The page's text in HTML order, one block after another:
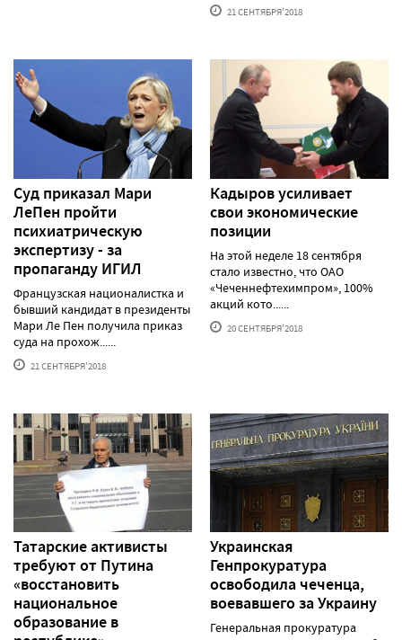
21 СЕНТЯБРЯ'2018
Суд приказал Мари
ЛеПен пройти
психиатрическую
экспертизу - за
пропаганду ИГИЛ
Французская националистка и
бывший кандидат в президенты
Мари Ле Пен получила приказ
суда на прохож......
21 СЕНТЯБРЯ'2018
Кадыров усиливает
свои экономические
позиции
На этой неделе 18 сентября
стало известно, что ОАО
«Чеченнефтехимпром», 100%
акций кото......
20 СЕНТЯБРЯ'2018
Татарские активисты
требуют от Путина
«восстановить
национальное
образование в
Украинская
Генпрокуратура
освободила чеченца,
воевавшего за Украину
Генеральная прокуратура